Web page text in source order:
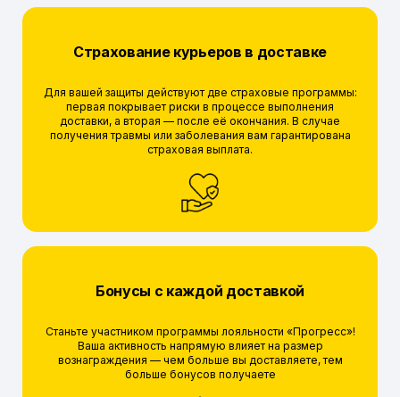
Страхование курьеров в доставке
Для вашей защиты действуют две страховые программы:
первая покрывает риски в процессе выполнения
доставки, а вторая — после её окончания. В случае
получения травмы или заболевания вам гарантирована
страховая выплата.
Бонусы с каждой доставкой
Станьте участником программы лояльности «Прогресс»!
Ваша активность напрямую влияет на размер
вознаграждения — чем больше вы доставляете, тем
больше бонусов получаете